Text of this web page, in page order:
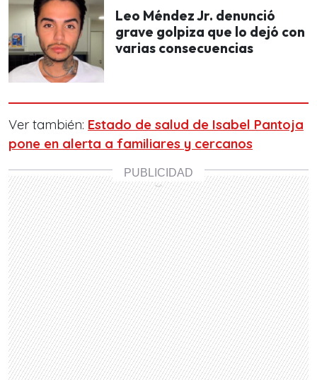
Leo Méndez Jr. denunció
grave golpiza que lo dejó con
varias consecuencias
Ver también: Estado de salud de Isabel Pantoja
pone en alerta a familiares y cercanos